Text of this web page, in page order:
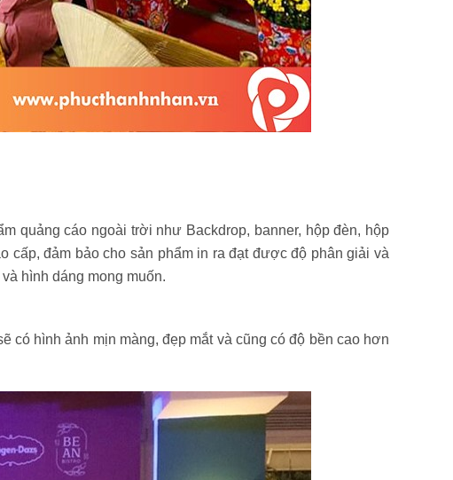
quảng cáo ngoài trời như Backdrop, banner, hộp đèn, hộp
cấp, đảm bảo cho sản phẩm in ra đạt được độ phân giải và
hình dáng mong muốn.
có hình ảnh mịn màng, đẹp mắt và cũng có độ bền cao hơn